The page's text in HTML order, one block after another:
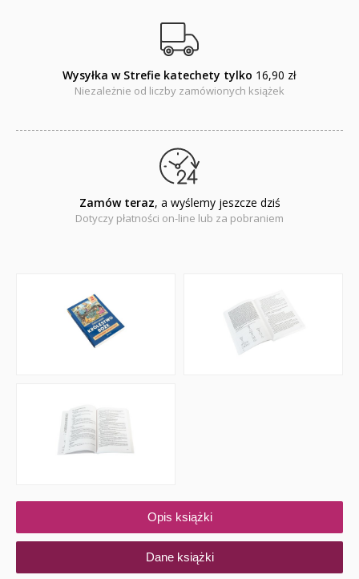
Wysyłka w Strefie katechety tylko 16,90 zł
Niezależnie od liczby zamówionych książek
Zamów teraz, a wyślemy jeszcze dziś
Dotyczy płatności on-line lub za pobraniem
Opis książki
Dane książki